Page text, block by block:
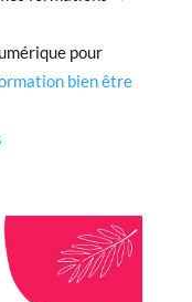
pour
bien être